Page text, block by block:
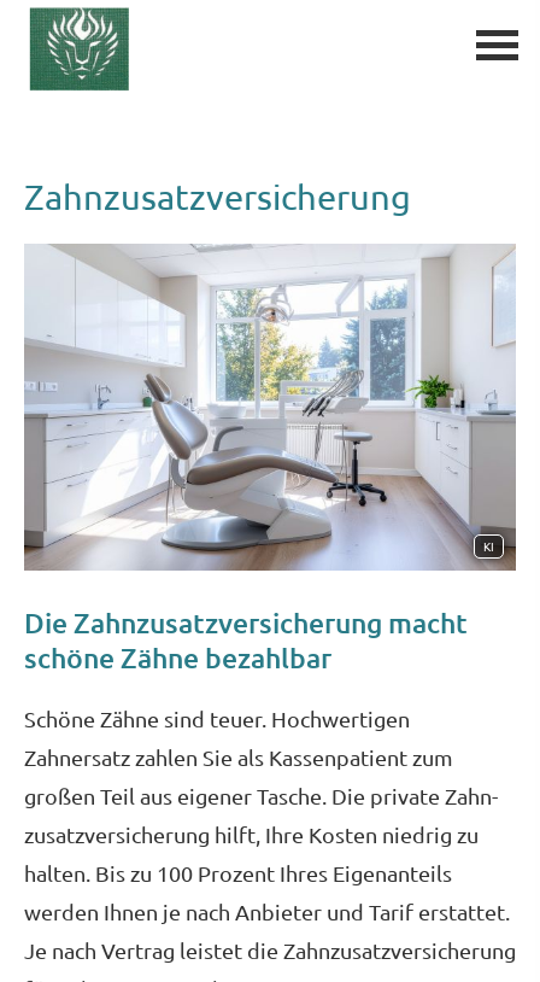
Zahn­zu­satz­ver­si­che­rung
KI
Die Zahn­zu­satz­ver­si­che­rung macht
schöne Zähne bezahlbar
Schöne Zähne sind teuer. Hochwertigen
Zahnersatz zahlen Sie als Kassenpatient zum
großen Teil aus eigener Tasche. Die private Zahn­
zu­satz­ver­si­che­rung hilft, Ihre Kosten niedrig zu
halten. Bis zu 100 Prozent Ihres Eigenanteils
werden Ihnen je nach Anbieter und Tarif erstattet.
Je nach Vertrag leistet die Zahn­zu­satz­ver­si­che­rung